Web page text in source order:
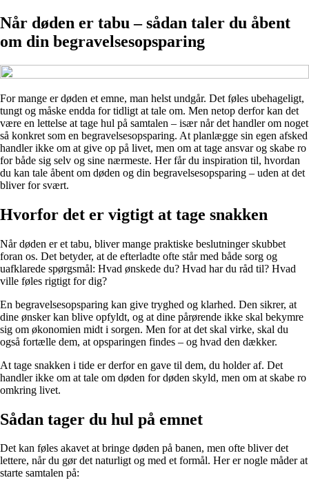
Når døden er tabu – sådan taler du åbent
om din begravelsesopsparing
For mange er døden et emne, man helst undgår. Det føles ubehageligt,
tungt og måske endda for tidligt at tale om. Men netop derfor kan det
være en lettelse at tage hul på samtalen – især når det handler om noget
så konkret som en begravelsesopsparing. At planlægge sin egen afsked
handler ikke om at give op på livet, men om at tage ansvar og skabe ro
for både sig selv og sine nærmeste. Her får du inspiration til, hvordan
du kan tale åbent om døden og din begravelsesopsparing – uden at det
bliver for svært.
Hvorfor det er vigtigt at tage snakken
Når døden er et tabu, bliver mange praktiske beslutninger skubbet
foran os. Det betyder, at de efterladte ofte står med både sorg og
uafklarede spørgsmål: Hvad ønskede du? Hvad har du råd til? Hvad
ville føles rigtigt for dig?
En begravelsesopsparing kan give tryghed og klarhed. Den sikrer, at
dine ønsker kan blive opfyldt, og at dine pårørende ikke skal bekymre
sig om økonomien midt i sorgen. Men for at det skal virke, skal du
også fortælle dem, at opsparingen findes – og hvad den dækker.
At tage snakken i tide er derfor en gave til dem, du holder af. Det
handler ikke om at tale om døden for døden skyld, men om at skabe ro
omkring livet.
Sådan tager du hul på emnet
Det kan føles akavet at bringe døden på banen, men ofte bliver det
lettere, når du gør det naturligt og med et formål. Her er nogle måder at
starte samtalen på: